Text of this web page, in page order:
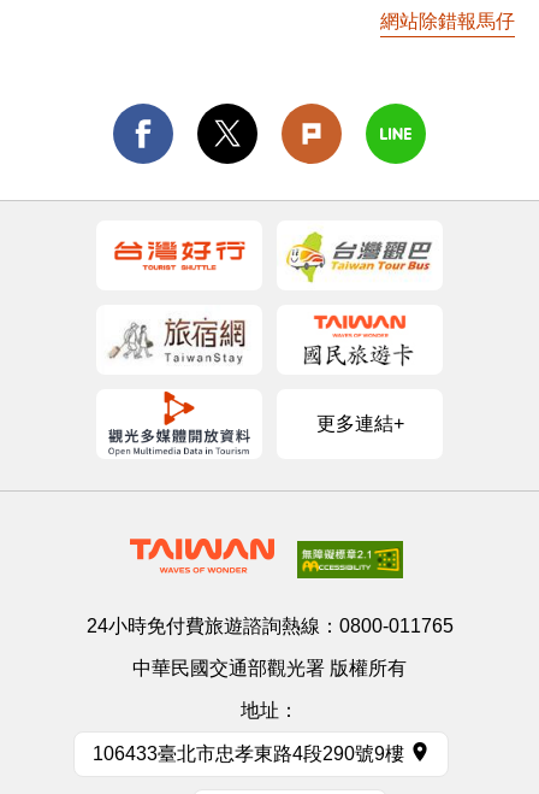
網站除錯報馬仔
更多連結+
24小時免付費旅遊諮詢熱線： 0800-011765
中華民國交通部觀光署 版權所有
地址：
106433臺北市忠孝東路4段290號9樓